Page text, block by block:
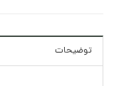
توضیحات